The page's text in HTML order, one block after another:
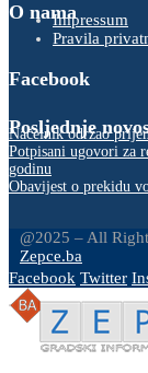
O namaImpressum
Pravila
Facebook
Posljednje
Načelnik održao
Potpisani ugovori za
godinu
Obavijest o prekidu
@2025 – All
Zepce.ba
Facebook Twitter